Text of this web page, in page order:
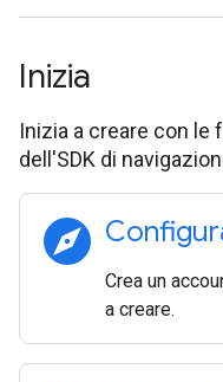
Inizia
Inizia a creare con le
dell'SDK di
explore
Crea un
a creare.